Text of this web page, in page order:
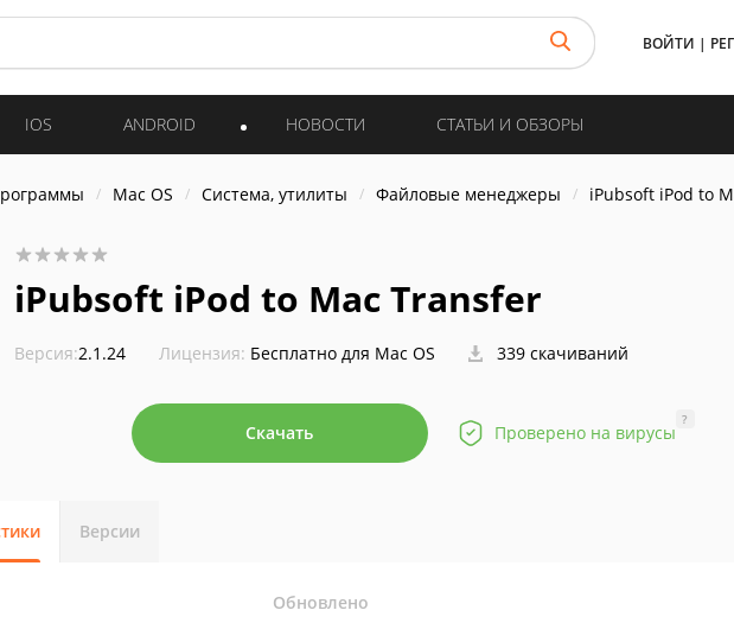
ВОЙТИ |
IOS ANDROID НОВОСТИ СТАТЬИ И ОБЗОРЫ
Mac OS Система, утилиты Файловые менеджеры iPubsoft iPod to
iPubsoft iPod to Mac Transfer
Версия:2.1.24 Лицензия: Бесплатно для Mac OS 339 скачиваний
Скачать Проверено на вирусы
?
Версии
Обновлено